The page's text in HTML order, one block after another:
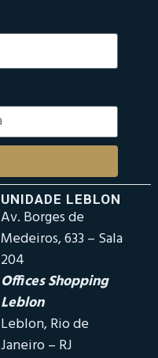
UNIDADE LEBLON
Av. Borges de
Medeiros, 633 – Sala
204
Offices Shopping
Leblon
Leblon, Rio de
Janeiro – RJ